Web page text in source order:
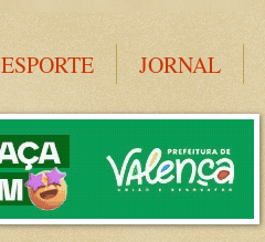
ESPORTE JORNAL